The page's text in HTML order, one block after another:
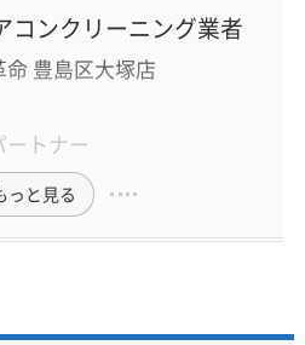
コンクリーニング業者
命 豊島区大塚店
トナー
っと見る